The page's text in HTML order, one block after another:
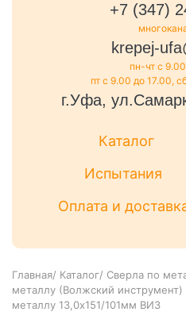
+7 (347)
krepej-
пн-чт с
пт с 9.00 до 17.00,
г.Уфа,
Каталог
Испытания
Оплата и
Главная/ Каталог/ Сверла по
металлу (Волжский инструмент)
металлу 13,0х151/101мм ВИЗ